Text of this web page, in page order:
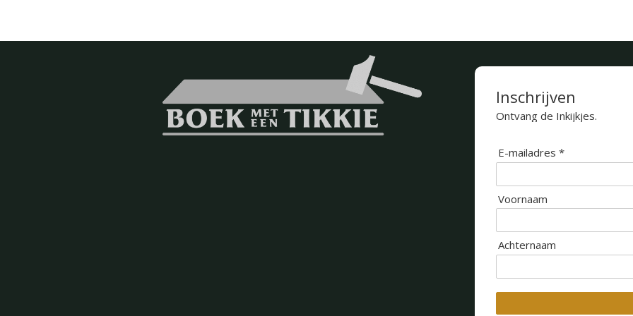
Inschrijven
Ontvang de Inkijkjes.
E-mailadres *
Voornaam
Achternaam